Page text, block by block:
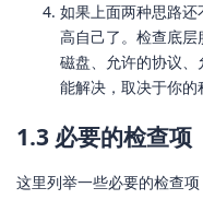
如果上面两种思路
高自己了。检查底
磁盘、允许的协议
能解决，取决于你的
1.3 必要的检查项
这里列举一些必要的检查项